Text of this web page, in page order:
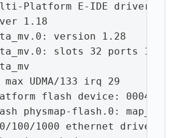
Platform E-IDE driver
1.18
version 1.28
slots 32 ports 1
max UDMA/133 irq 29
flash device:
physmap-flash.0:
100/1000 ethernet driver